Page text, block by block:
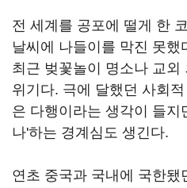
전 세계를 공포에 떨게 한
날씨에 나들이를 막진 못했
최근 벚꽃놀이 명소나 교외
위기다. 극에 달했던 사회
은 다행이라는 생각이 들지
나'하는 경계심도 생긴다.
연초 중국과 국내에 국한됐